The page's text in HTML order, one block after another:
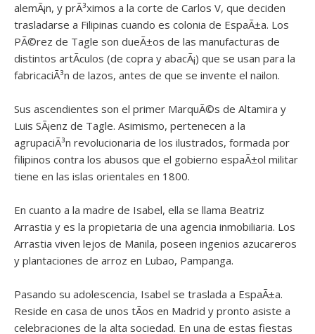
alemÃ¡n, y prÃ³ximos a la corte de Carlos V, que deciden
trasladarse a Filipinas cuando es colonia de EspaÃ±a. Los
PÃ©rez de Tagle son dueÃ±os de las manufacturas de
distintos artÃ­culos (de copra y abacÃ¡) que se usan para la
fabricaciÃ³n de lazos, antes de que se invente el nailon.
Sus ascendientes son el primer MarquÃ©s de Altamira y
Luis SÃ¡enz de Tagle. Asimismo, pertenecen a la
agrupaciÃ³n revolucionaria de los ilustrados, formada por
filipinos contra los abusos que el gobierno espaÃ±ol militar
tiene en las islas orientales en 1800.
En cuanto a la madre de Isabel, ella se llama Beatriz
Arrastia y es la propietaria de una agencia inmobiliaria. Los
Arrastia viven lejos de Manila, poseen ingenios azucareros
y plantaciones de arroz en Lubao, Pampanga.
Pasando su adolescencia, Isabel se traslada a EspaÃ±a.
Reside en casa de unos tÃ­os en Madrid y pronto asiste a
celebraciones de la alta sociedad. En una de estas fiestas